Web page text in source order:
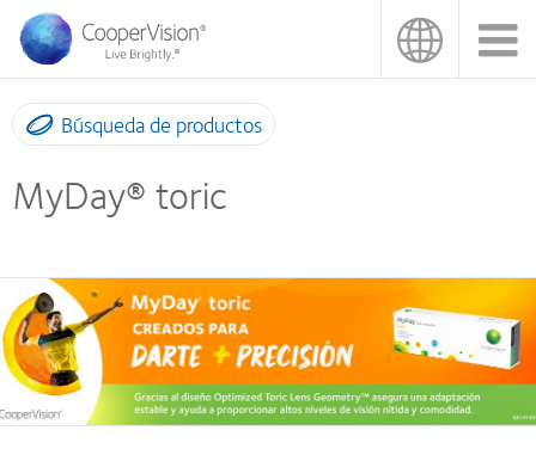
Pasar
contenido
principal
Búsqueda de productos
MyDay® toric